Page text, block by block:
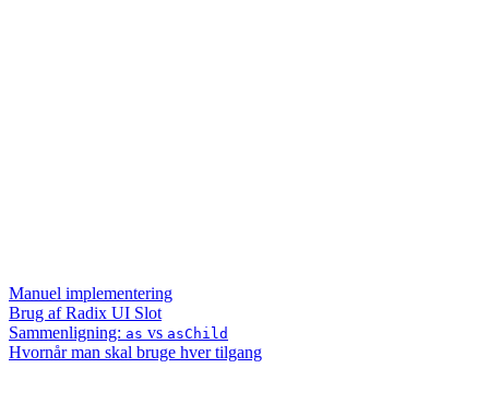
Manuel implementering
Brug af Radix UI Slot
Sammenligning: as vs asChild
Hvornår man skal bruge hver tilgang